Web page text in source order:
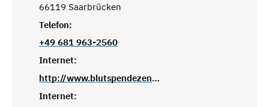
66119 Saarbrücken
Telefon:
+49 681 963-2560
Internet:
http://www.blutspendezentrale-saarpfalz.de
Internet: